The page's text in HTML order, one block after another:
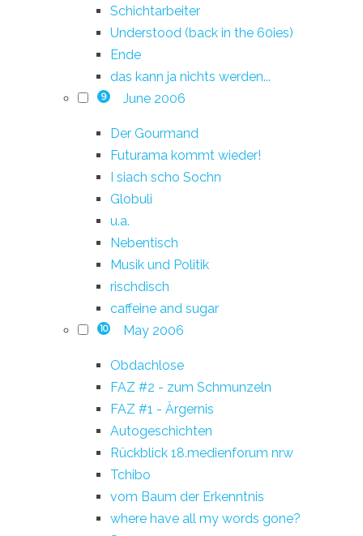
Schichtarbeiter
Understood (back in the 60ies)
Ende
das kann ja nichts werden...
9 June 2006
Der Gourmand
Futurama kommt wieder!
I siach scho Sochn
Globuli
u.a.
Nebentisch
Musik und Politik
rischdisch
caffeine and sugar
10 May 2006
Obdachlose
FAZ #2 - zum Schmunzeln
FAZ #1 - Ärgernis
Autogeschichten
Rückblick 18.medienforum nrw
Tchibo
vom Baum der Erkenntnis
where have all my words gone?